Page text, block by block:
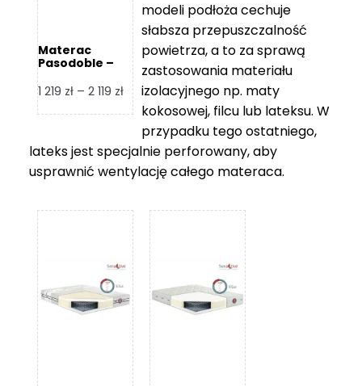
Materac
Pasodoble –
1 219 zł – 2 119 złZakres
cen:
1
219 zł
do
119 zł
modeli podłoża cechuje
słabsza przepuszczalność
powietrza, a to za sprawą
zastosowania materiału
izolacyjnego np. maty
kokosowej, filcu lub lateksu. W
przypadku tego ostatniego,
lateks jest specjalnie perforowany, aby
usprawnić wentylację całego materaca.